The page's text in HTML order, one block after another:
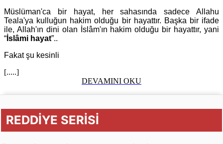
Müslüman'ca bir hayat, her sahasında sadece Allahu
Teala'ya kulluğun hakim olduğu bir hayattır. Başka bir ifade
ile, Allah'ın dini olan İslâm'ın hakim olduğu bir hayattır, yani
“ İslâmi hayat”..
Fakat şu kesinli
[.....]
DEVAMINI OKU
REDDİYE SERİSİ